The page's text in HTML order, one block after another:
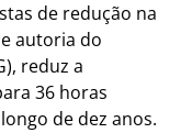
de redução na
autoria do
reduz a
36 horas
de dez anos.